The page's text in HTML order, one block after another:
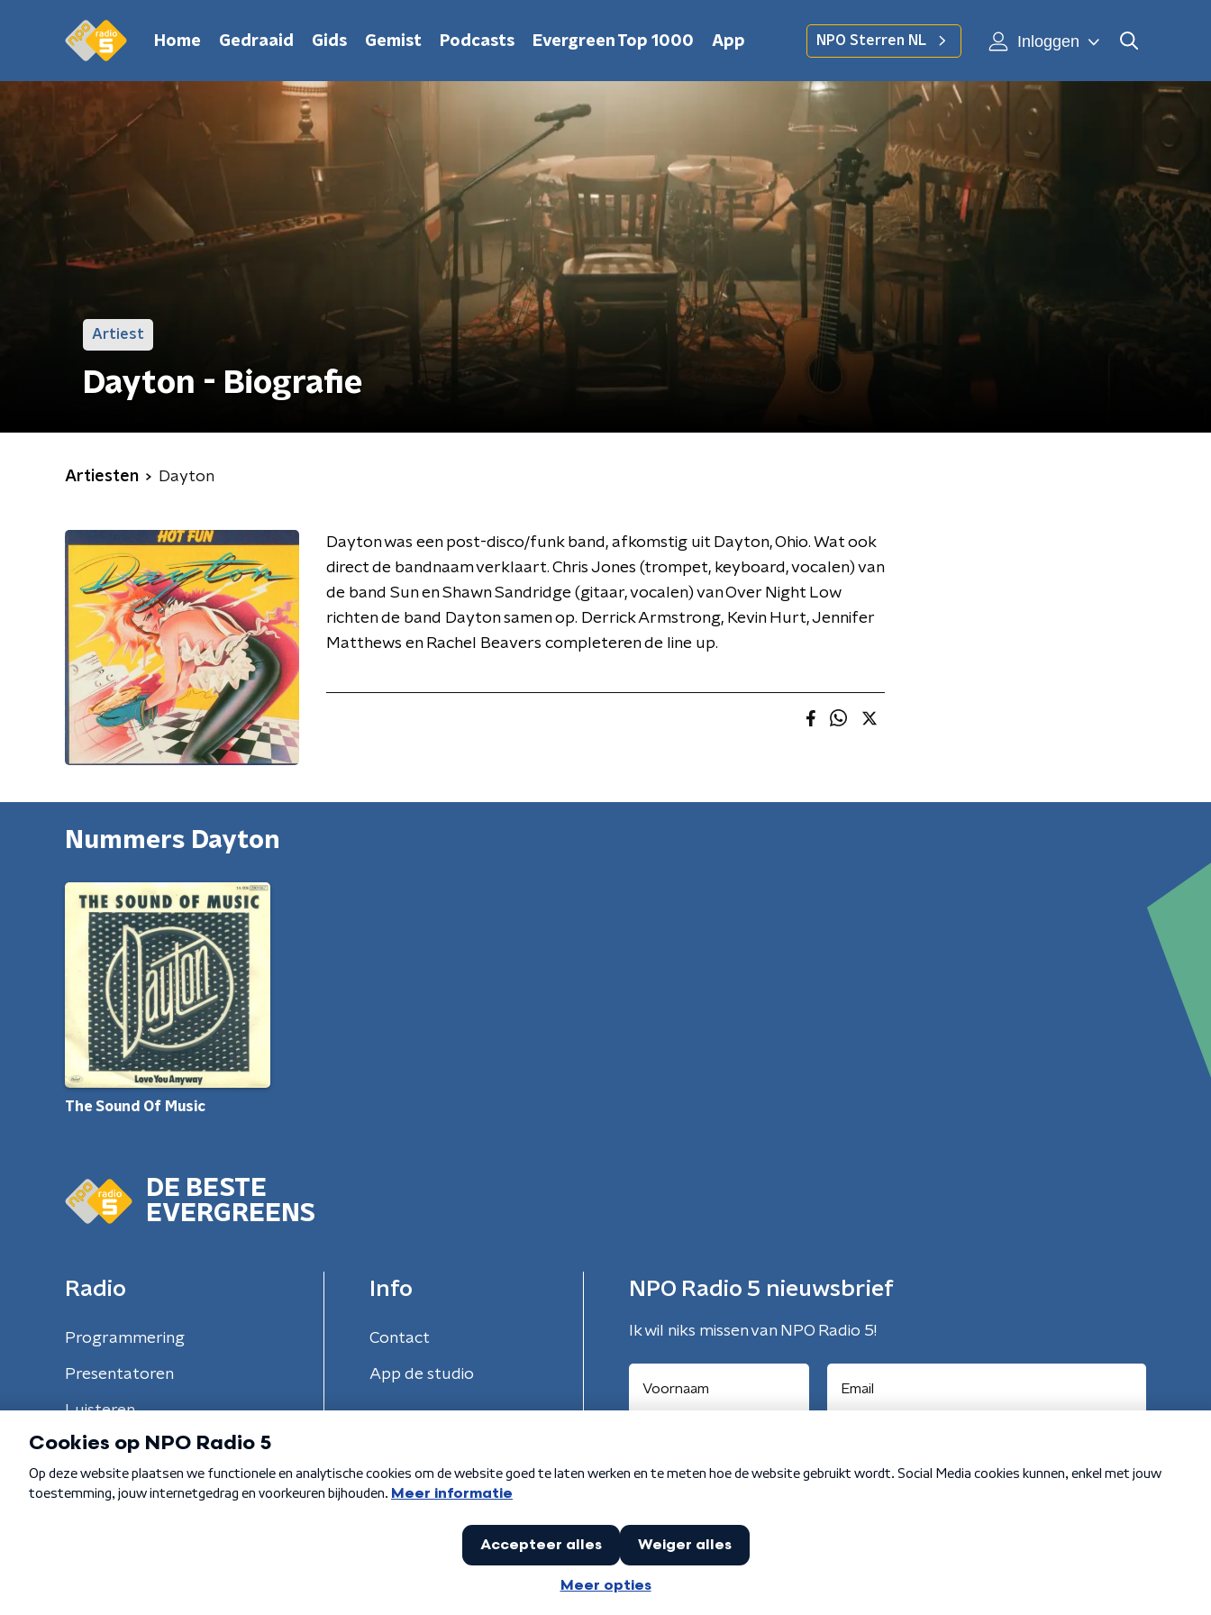
Home Gedraaid Gids Gemist Podcasts Evergreen Top 1000 App NPO Sterren NL Inloggen
Artiest
Dayton - Biografie
Artiesten Dayton
Dayton was een post-disco/funk band, afkomstig uit Dayton, Ohio. Wat ook
direct de bandnaam verklaart. Chris Jones (trompet, keyboard, vocalen) van
de band Sun en Shawn Sandridge (gitaar, vocalen) van Over Night Low
richten de band Dayton samen op. Derrick Armstrong, Kevin Hurt, Jennifer
Matthews en Rachel Beavers completeren de line up.
Nummers Dayton
The Sound Of Music
DE BESTE
EVERGREENS
Radio
Programmering
Presentatoren
Luisteren
Info
Contact
App de studio
NPO Radio 5 nieuwsbrief
Ik wil niks missen van NPO Radio 5!
Algemene voorwaarden Privacybeleid